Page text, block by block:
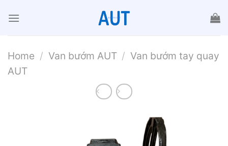
đến
Home / Van bướm AUT / Van bướm tay quay
AUT